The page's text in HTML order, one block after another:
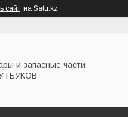
сайт на Satu.kz
и запасные части